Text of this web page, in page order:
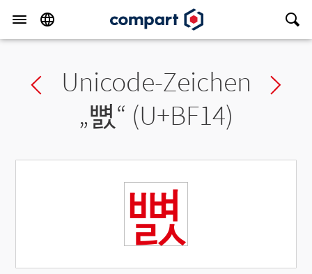
Previous char
Unicode-Zeichen
„뼔“ (U+BF14)
뼔